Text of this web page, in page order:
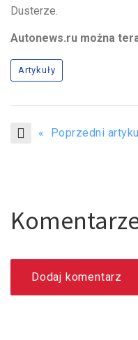
Dusterze.
Autonews.ru można
Artykuły
« Poprzedni
Dodaj komentarz